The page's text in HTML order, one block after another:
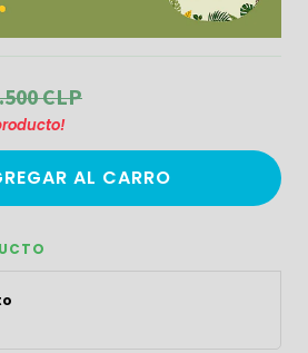
CLP
AL CARRO